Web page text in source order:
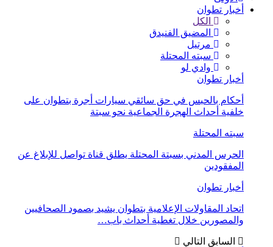
أخبار تطوان
الكل
المضيق الفنيدق
مرتيل
سبته المحتلة
وادي لو
أخبار تطوان
أحكام بالحبس في حق سائقي سيارات أجرة بتطوان على
خلفية أحداث الهجرة الجماعية نحو سبتة
سبته المحتلة
الحرس المدني بسبتة المحتلة يطلق قناة تواصل للإبلاغ عن
المفقودين
أخبار تطوان
اتحاد المقاولات الإعلامية بتطوان يشيد بصمود الصحافيين
والمصورين خلال تغطية أحداث باب…
السابق التالي